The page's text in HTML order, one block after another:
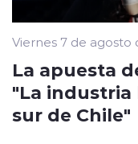
Viernes 7 de agosto
La apuesta
"La industria
sur de Chile"